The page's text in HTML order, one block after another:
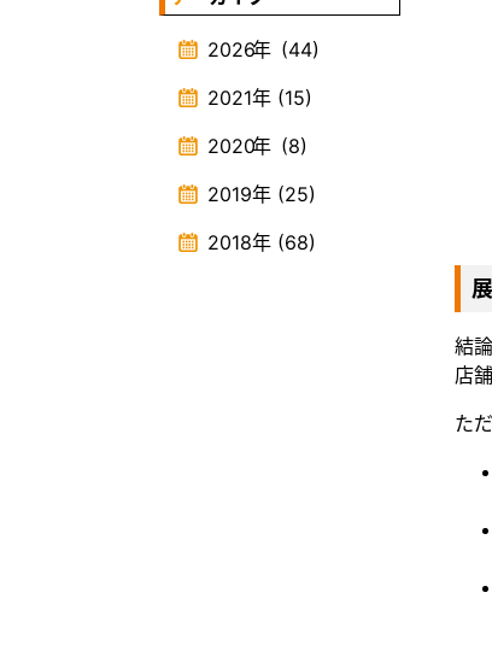
2026 (44)
年
2021
(15)
年
2020
(8)
年
2019
(25)
年
2018
(68)
年
結
店
た